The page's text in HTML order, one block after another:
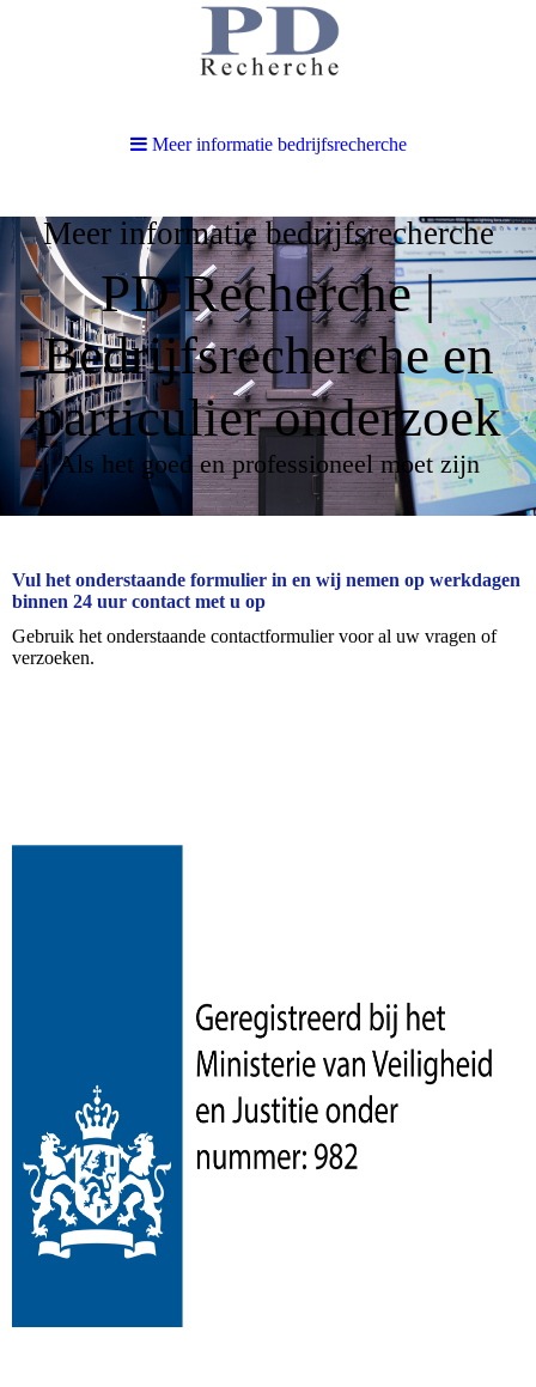
Meer informatie bedrijfsrecherche
PD Recherche |
Bedrijfsrecherche en
particulier onderzoek
Als het goed en professioneel moet zijn
Vul het onderstaande formulier in en wij nemen op werkdagen
binnen 24 uur contact met u op
Gebruik het onderstaande contactformulier voor al uw vragen of
verzoeken.
Meer informatie bedrijfsrecherche